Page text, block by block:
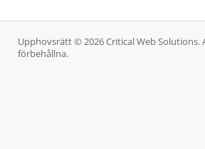
Upphovsrätt © 2026 Critical Web Solutions.
förbehållna.